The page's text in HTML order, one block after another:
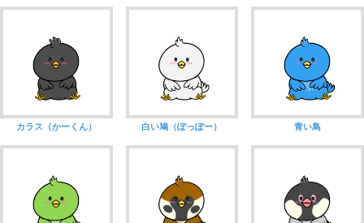
カラス（かーくん） 白い鳩（ぽっぽー） 青い鳥